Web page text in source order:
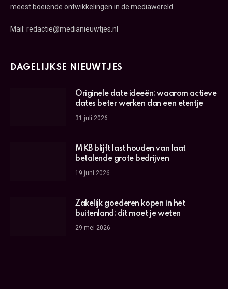
meest boeiende ontwikkelingen in de mediawereld.
Mail: redactie@medianieuwtjes.nl
DAGELIJKSE NIEUWTJES
Originele date ideeën: waarom actieve
dates beter werken dan een etentje
31 juli 2026
MKB blijft last houden van laat
betalende grote bedrijven
19 juni 2026
Zakelijk goederen kopen in het
buitenland: dit moet je weten
29 mei 2026